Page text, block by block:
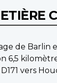
de Barlin
6,5
vers